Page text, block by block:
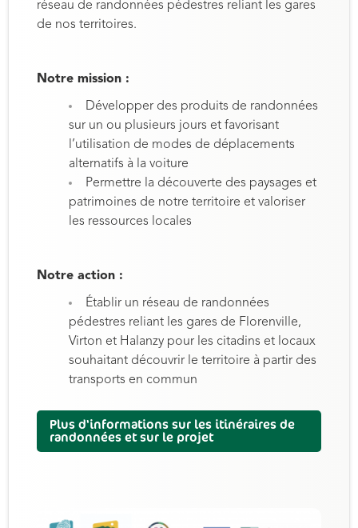
réseau de randonnées pédestres reliant les gares
de nos territoires.
Notre mission :
Développer des produits de randonnées
sur un ou plusieurs jours et favorisant
l’utilisation de modes de déplacements
alternatifs à la voiture
Permettre la découverte des paysages et
patrimoines de notre territoire et valoriser
les ressources locales
Notre action :
Établir un réseau de randonnées
pédestres reliant les gares de Florenville,
Virton et Halanzy pour les citadins et locaux
souhaitant découvrir le territoire à partir des
transports en commun
Plus d'informations sur les itinéraires de
randonnées et sur le projet